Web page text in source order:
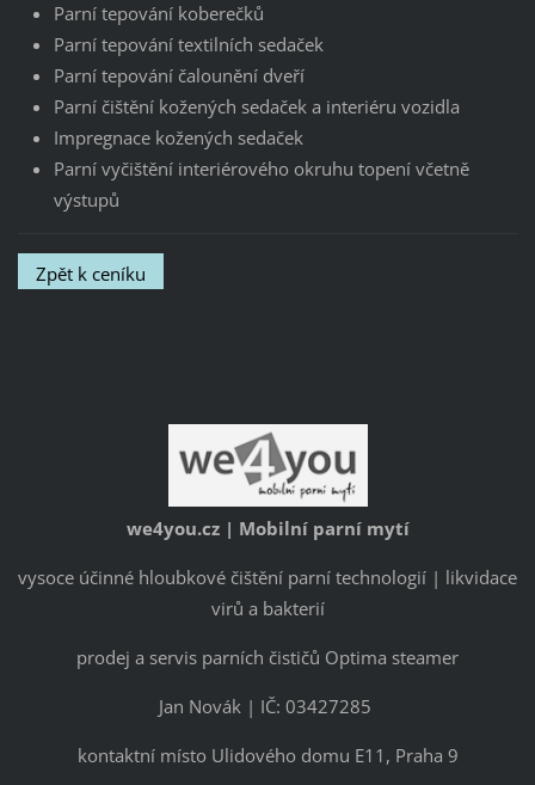
Parní tepování koberečků
Parní tepování textilních sedaček
Parní tepování čalounění dveří
Parní čištění kožených sedaček a interiéru vozidla
Impregnace kožených sedaček
Parní vyčištění interiérového okruhu topení včetně
výstupů
Zpět k ceníku
we4you.cz | Mobilní parní mytí
vysoce účinné hloubkové čištění parní technologií | likvidace
virů a bakterií
prodej a servis parních čističů Optima steamer
Jan Novák | IČ: 03427285
kontaktní místo Ulidového domu E11, Praha 9